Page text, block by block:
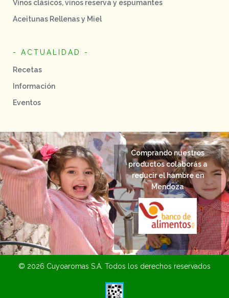
Vinos clásicos, vinos reserva y espumantes
Aceitunas Rellenas y Miel
- ACTUALIDAD -
Recetas
Información
Eventos
Comprando nuestros
productos colaborás a
reducir el hambre en
Mendoza
© 2026 Cuyoaromas S.A. Todos los derechos reservados